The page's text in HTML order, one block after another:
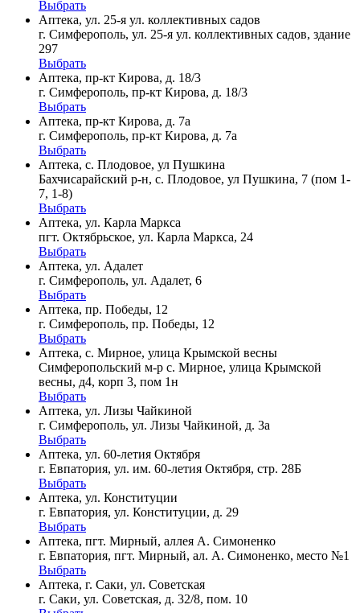
Выбрать
Аптека, ул. 25-я ул. коллективных садов
г. Симферополь, ул. 25-я ул. коллективных садов, здание
297
Выбрать
Аптека, пр-кт Кирова, д. 18/3
г. Симферополь, пр-кт Кирова, д. 18/3
Выбрать
Аптека, пр-кт Кирова, д. 7а
г. Симферополь, пр-кт Кирова, д. 7а
Выбрать
Аптека, с. Плодовое, ул Пушкина
Бахчисарайский р-н, с. Плодовое, ул Пушкина, 7 (пом 1-
7, 1-8)
Выбрать
Аптека, ул. Карла Маркса
пгт. Октябрьское, ул. Карла Маркса, 24
Выбрать
Аптека, ул. Адалет
г. Симферополь, ул. Адалет, 6
Выбрать
Аптека, пр. Победы, 12
г. Симферополь, пр. Победы, 12
Выбрать
Аптека, с. Мирное, улица Крымской весны
Симферопольский м-р с. Мирное, улица Крымской
весны, д4, корп 3, пом 1н
Выбрать
Аптека, ул. Лизы Чайкиной
г. Симферополь, ул. Лизы Чайкиной, д. 3а
Выбрать
Аптека, ул. 60-летия Октября
г. Евпатория, ул. им. 60-летия Октября, стр. 28Б
Выбрать
Аптека, ул. Конституции
г. Евпатория, ул. Конституции, д. 29
Выбрать
Аптека, пгт. Мирный, аллея А. Симоненко
г. Евпатория, пгт. Мирный, ал. А. Симоненко, место №1
Выбрать
Аптека, г. Саки, ул. Советская
г. Саки, ул. Советская, д. 32/8, пом. 10